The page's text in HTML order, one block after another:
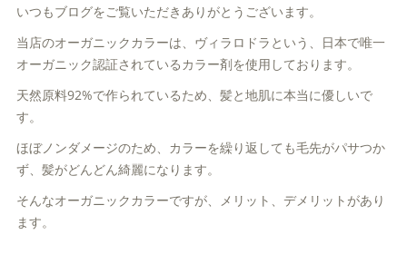
いつもブログをご覧いただきありがとうございます。
当店のオーガニックカラーは、ヴィラロドラという、日本で唯一
オーガニック認証されているカラー剤を使用しております。
天然原料92%で作られているため、髪と地肌に本当に優しいで
す。
ほぼノンダメージのため、カラーを繰り返しても毛先がパサつか
ず、髪がどんどん綺麗になります。
そんなオーガニックカラーですが、メリット、デメリットがあり
ます。